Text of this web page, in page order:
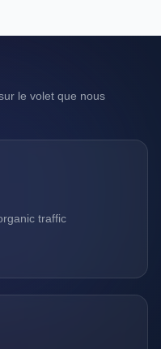
le volet que nous
traffic